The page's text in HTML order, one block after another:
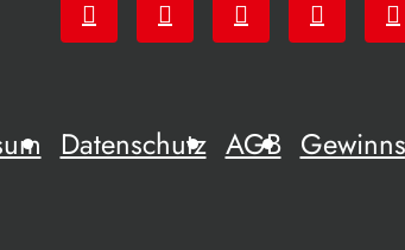
Datenschutz AGB